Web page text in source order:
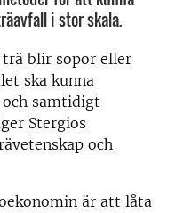
i stor skala.
blir sopor eller
ska kunna
samtidigt
Stergios
och
är att låta